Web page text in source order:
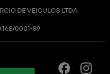
DE VEICULOS LTDA
0001-89